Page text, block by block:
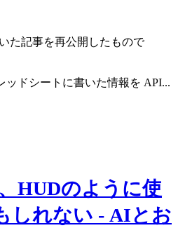
た記事を再公開したもので
ッドシートに書いた情報を API...
HUDのように使
しれない - AIとお